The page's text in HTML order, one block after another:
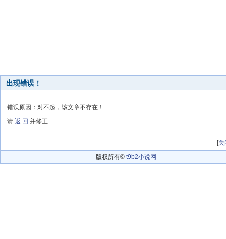
出现错误！
错误原因：对不起，该文章不存在！
请 返 回 并修正
[关
版权所有© t9b2小说网